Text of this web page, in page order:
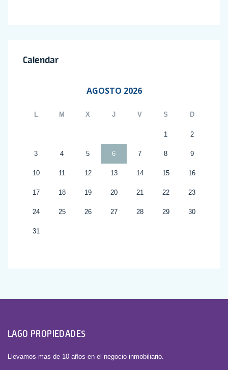
Calendar
AGOSTO 2026
L M X J V S D
1 2
3 4 5 6 7 8 9
10 11 12 13 14 15 16
17 18 19 20 21 22 23
24 25 26 27 28 29 30
31
LAGO PROPIEDADES
Llevamos mas de 10 años en el negocio inmobiliario.